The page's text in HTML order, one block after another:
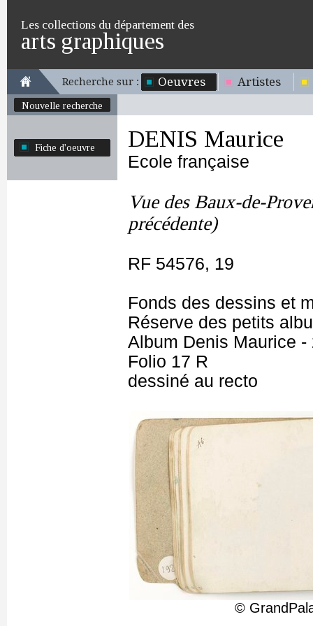
Les collections du département des
arts graphiques
Recherche sur : Oeuvres Artistes
Nouvelle recherche
Fiche d'oeuvre DENIS Maurice
Ecole française
Vue des Baux-de-
précédente)
RF 54576, 19
Fonds des dessins et
Réserve des petits
Album Denis Maurice -
Folio 17 R
dessiné au recto
©